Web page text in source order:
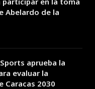
Abelardo de la
aprueba la
evaluar la
Caracas 2030